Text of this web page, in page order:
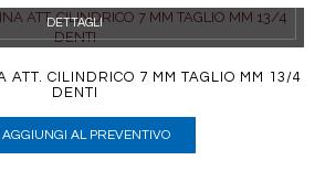
DETTAGLI
ATT. CILINDRICO 7 MM TAGLIO MM 13/4
DENTI
AGGIUNGI AL PREVENTIVO